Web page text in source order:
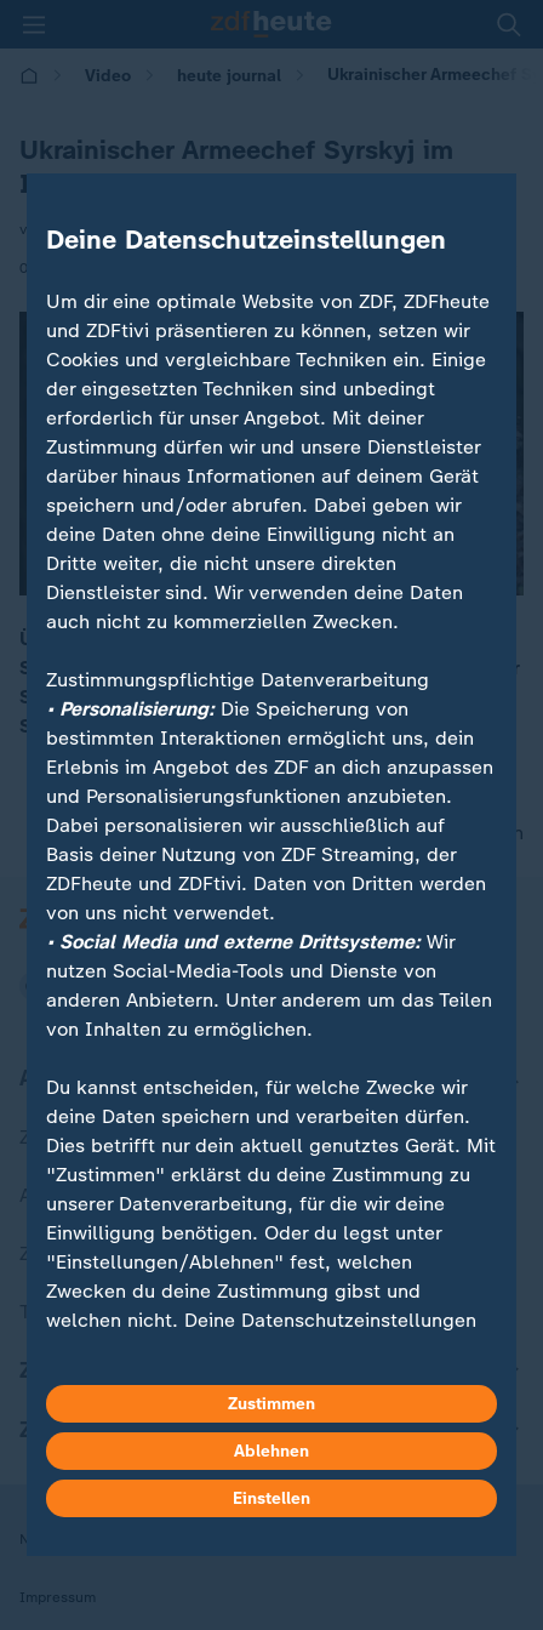
Video heute journal Ukrainischer Armeechef
Ukrainischer Armeechef Syrskyj im
Interview
von Katrin Eigendorf
04.12.2025 | 22:00
00:19
Über die militärische Lage der Ukraine sprach ZDF-
Sonderkorrespondentin Katrin Eigendorf mit Oleksandr
Syrskyj, dem Oberkommandierenden der ukrainischen
Streitkräfte.
nach oben
Aktuell bei ZDFheute
Zuletzt veröffentlicht
Aktuelle Sendungs-Videos
ZDFheute Stories
Themen im Überblick
ZDFheute Apps
Nutzungsbedingungen
Impressum
Deine Datenschutzeinstellungen
Um dir eine optimale Website von ZDF, ZDFheute
und ZDFtivi präsentieren zu können, setzen wir
Cookies und vergleichbare Techniken ein. Einige
der eingesetzten Techniken sind unbedingt
erforderlich für unser Angebot. Mit deiner
Zustimmung dürfen wir und unsere Dienstleister
darüber hinaus Informationen auf deinem Gerät
speichern und/oder abrufen. Dabei geben wir
deine Daten ohne deine Einwilligung nicht an
Dritte weiter, die nicht unsere direkten
Dienstleister sind. Wir verwenden deine Daten
auch nicht zu kommerziellen Zwecken.
Zustimmungspflichtige Datenverarbeitung
• Personalisierung:Die Speicherung von
bestimmten Interaktionen ermöglicht uns, dein
Erlebnis im Angebot des ZDF an dich anzupassen
und Personalisierungsfunktionen anzubieten.
Dabei personalisieren wir ausschließlich auf
Basis deiner Nutzung von ZDF Streaming, der
ZDFheute und ZDFtivi. Daten von Dritten werden
von uns nicht verwendet.
• Social Media und externe Drittsysteme:Wir
nutzen Social-Media-Tools und Dienste von
anderen Anbietern. Unter anderem um das Teilen
von Inhalten zu ermöglichen.
Du kannst entscheiden, für welche Zwecke wir
deine Daten speichern und verarbeiten dürfen.
Dies betrifft nur dein aktuell genutztes Gerät. Mit
"Zustimmen" erklärst du deine Zustimmung zu
unserer Datenverarbeitung, für die wir deine
Einwilligung benötigen. Oder du legst unter
"Einstellungen/Ablehnen" fest, welchen
Zwecken du deine Zustimmung gibst und
welchen nicht. Deine Datenschutzeinstellungen
Hier findest du das Impressum.
Weitere Informationen findest du in unserer
Datenschutzerklärung.
Zustimmen
Ablehnen
Einstellen